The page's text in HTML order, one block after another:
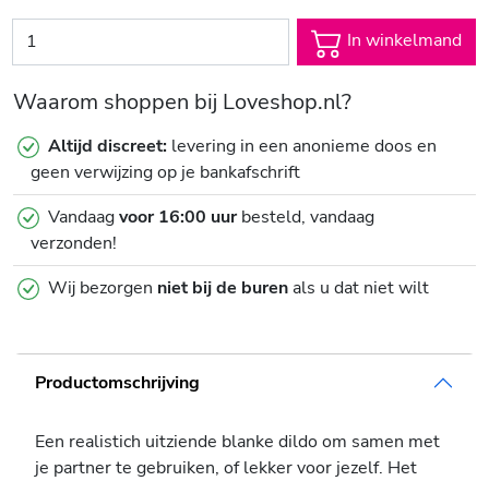
In winkelmand
Waarom shoppen bij Loveshop.nl?
Altijd discreet: levering in een anonieme doos en
geen verwijzing op je bankafschrift
Vandaagvoor 16:00 uurbesteld, vandaag
verzonden!
Wij bezorgen niet bij de burenals u dat niet wilt
Productomschrijving
Een realistich uitziende blanke dildo om samen met
je partner te gebruiken, of lekker voor jezelf. Het